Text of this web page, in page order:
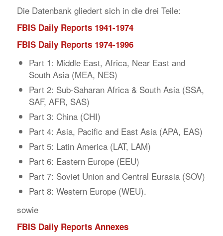
Die Datenbank gliedert sich in die drei Teile:
FBIS Daily Reports 1941-1974
FBIS Daily Reports 1974-1996
Part 1: Middle East, Africa, Near East and
South Asia (MEA, NES)
Part 2: Sub-Saharan Africa & South Asia (SSA,
SAF, AFR, SAS)
Part 3: China (CHI)
Part 4: Asia, Pacific and East Asia (APA, EAS)
Part 5: Latin America (LAT, LAM)
Part 6: Eastern Europe (EEU)
Part 7: Soviet Union and Central Eurasia (SOV)
Part 8: Western Europe (WEU).
sowie
FBIS Daily Reports Annexes